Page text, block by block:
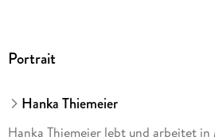
Portrait
Hanka Thiemeier
Hanka Thiemeier lebt und arbeitet